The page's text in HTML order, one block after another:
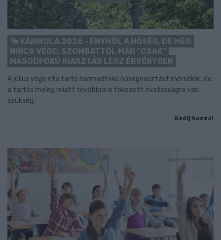
KÁNIKULA 2026 - ENYHÜL A HŐSÉG, DE MÉG
NINCS VÉGE: SZOMBATTÓL MÁR “CSAK”
MÁSODFOKÚ RIASZTÁS LESZ ÉRVÉNYBEN
A július vége óta tartó harmadfokú hőségriasztást mérséklik, de
a tartós meleg miatt továbbra is fokozott óvatosságra van
szükség.
Szólj hozzá!